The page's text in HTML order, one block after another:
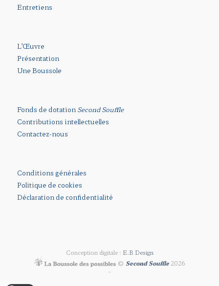
Entretiens
L’Œuvre
Présentation
Une Boussole
Fonds de dotation Second Souffle
Contributions intellectuelles
Contactez-nous
Conditions générales
Politique de cookies
Déclaration de confidentialité
Conception digitale : E.B Design
© Second Souffle2026